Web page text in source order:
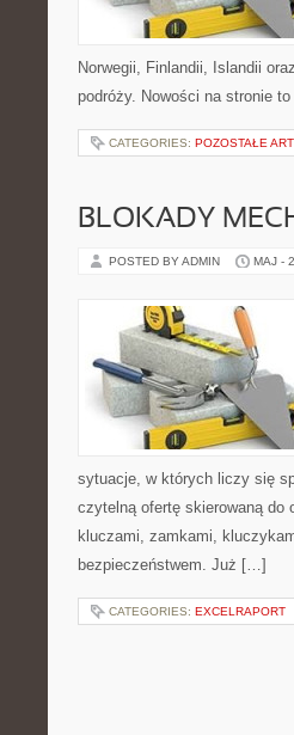
Norwegii, Finlandii, Islandii
podróży. Nowości na stronie
CATEGORIES: POZOSTAŁE
BLOKADY
POSTED BY ADMIN MAJ -
sytuacje, w których liczy się
czytelną ofertę skierowaną do
kluczami, zamkami,
bezpieczeństwem. Już […]
CATEGORIES: EXCELRAPORT